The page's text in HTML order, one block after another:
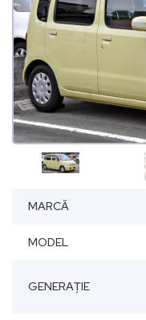
MARCĂ
MODEL
GENERAȚIE